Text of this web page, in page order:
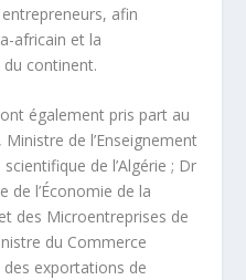
afin
africain et la
continent.
également pris part au
de l’Enseignement
de l’Algérie ; Dr
de l’Économie de la
des Microentreprises de
du Commerce
exportations de